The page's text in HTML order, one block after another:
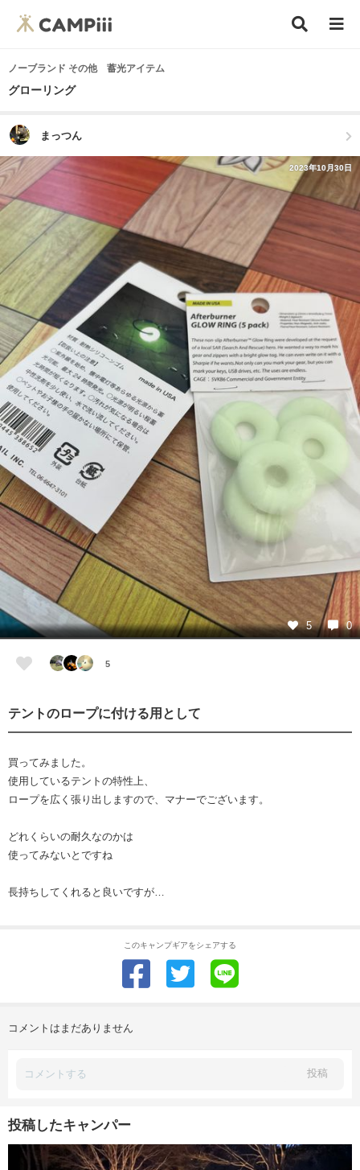
ノーブランド その他 蓄光アイテム
グローリング
まっつん
2023年10月30日
5 0
5
テントのロープに付ける用として
買ってみました。
使用しているテントの特性上、
ロープを広く張り出しますので、マナーでございます。
どれくらいの耐久なのかは
使ってみないとですね
長持ちしてくれると良いですが…
このキャンプギアをシェアする
コメントはまだありません
投稿
投稿したキャンパー